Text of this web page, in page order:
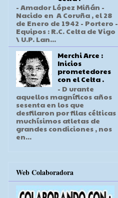
- Amador López Miñán -
Nacido en A Coruña , el 28
de Enero de 1942 - Portero -
Equipos : R.C. Celta de Vigo
\ U.P. Lan...
Merchi Arce :
Inicios
prometedores
con el Celta .
- D urante
aquellos magníficos años
sesenta en los que
desfilaron por filas célticas
muchísimos atletas de
grandes condiciones , nos
en...
Web Colaboradora